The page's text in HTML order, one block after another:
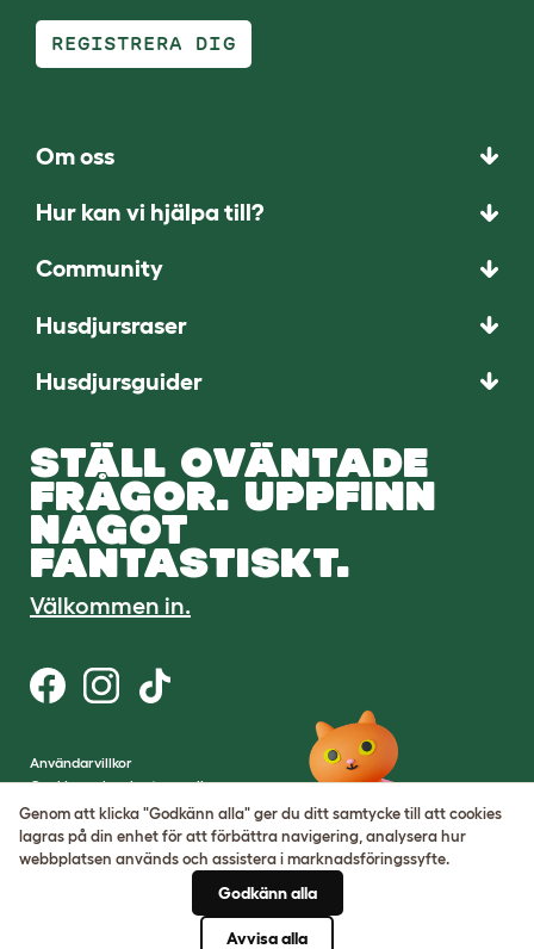
REGISTRERA DIG
Om oss
Hur kan vi hjälpa till?
Community
Husdjursraser
Husdjursguider
STÄLL OVÄNTADE
FRÅGOR. UPPFINN
NÅGOT
FANTASTISKT.
Välkommen in.
Användarvillkor
Cookies och sekretesspolicy
Cookie Settings
Hemsidekarta
VAT-nummer: SE502080795301
Genom att klicka "Godkänn alla" ger du ditt samtycke till att cookies
lagras på din enhet för att förbättra navigering, analysera hur
webbplatsen används och assistera i marknadsföringssyfte.
Godkänn alla
Avvisa alla